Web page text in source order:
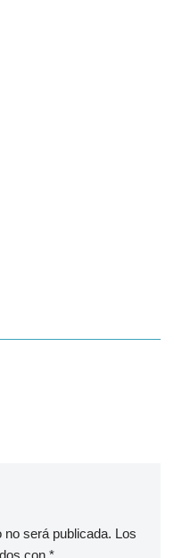
será publicada. Los